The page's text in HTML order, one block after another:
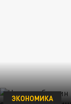
ЭКОНОМИКА